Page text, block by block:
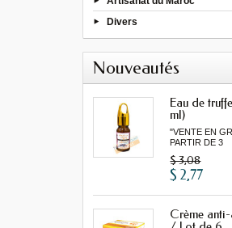
Divers
Nouveautés
Eau de
ml)
"VENTE EN
PARTIR DE 3
$ 3,08
$ 2,77
Crème